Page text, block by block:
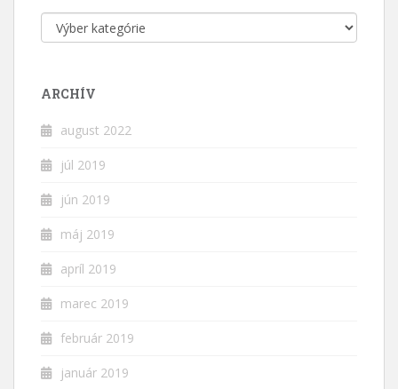
Kategórie
ARCHÍV
august 2022
júl 2019
jún 2019
máj 2019
apríl 2019
marec 2019
február 2019
január 2019